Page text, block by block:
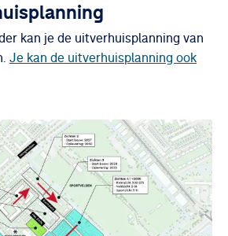
kan je de uitverhuisplanning van
Je kan de uitverhuisplanning ook